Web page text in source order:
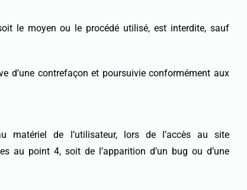
le moyen ou le procédé utilisé, est interdite, sauf
d’une contrefaçon et poursuivie conformément aux
matériel de l’utilisateur, lors de l’accès au site
au point 4, soit de l’apparition d’un bug ou d’une